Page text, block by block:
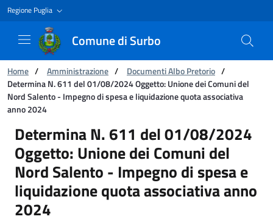
Regione Puglia
Comune di Surbo
Ti trovi in:
Home / Amministrazione / Documenti Albo Pretorio /
Determina N. 611 del 01/08/2024 Oggetto: Unione dei Comuni del
Nord Salento - Impegno di spesa e liquidazione quota associativa
anno 2024
Determina N. 611 del 01/08/2024 Oggetto:
Determina N. 611 del 01/08/2024
Oggetto: Unione dei Comuni del
Nord Salento - Impegno di spesa e
liquidazione quota associativa anno
2024